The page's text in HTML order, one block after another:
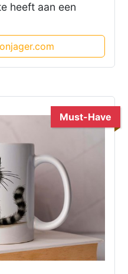
heeft aan een
Must-Have